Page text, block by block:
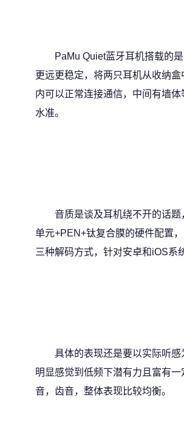
PaMu Quiet蓝牙耳机搭载的
更远更稳定，将两只耳机从收纳
内可以正常连接通信，中间有墙
水准。
音质是谈及耳机绕不开的话
单元+PEN+钛复合膜的硬件配置
三种解码方式，针对安卓和iOS系
具体的表现还是要以实际听
明显感觉到低频下潜有力且富有
音，齿音，整体表现比较均衡。